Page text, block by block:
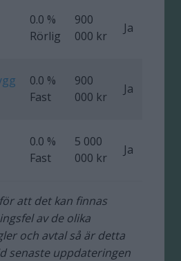
0.0 %
Rörlig
900
000 kr
Ja
0.0 %
Fast
900
000 kr
Ja
0.0 %
Fast
5 000
000 kr
Ja
att det kan finnas
av de olika
och avtal så är detta
senaste uppdateringen